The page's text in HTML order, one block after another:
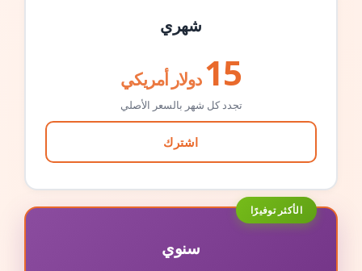
شهري
15 دولار أمريكي
تجدد كل شهر بالسعر الأصلي
اشترك
الأكثر توفيرًا
سنوي